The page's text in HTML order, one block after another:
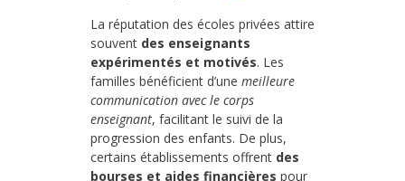
La réputation des écoles privées attire
souvent des enseignants
expérimentés et motivés. Les
familles bénéficient d’une meilleure
communication avec le corps
enseignant, facilitant le suivi de la
progression des enfants. De plus,
certains établissements offrent des
bourses et aides financières pour